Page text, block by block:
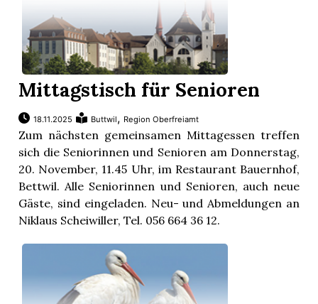
Mittagstisch für Senioren
18.11.2025 Buttwil, Region Oberfreiamt
Zum nächsten gemeinsamen Mittagessen treffen
sich die Seniorinnen und Senioren am Donnerstag,
20. November, 11.45 Uhr, im Restaurant Bauernhof,
Bettwil. Alle Seniorinnen und Senioren, auch neue
Gäste, sind eingeladen. Neu- und Abmeldungen an
Niklaus Scheiwiller, Tel. 056 664 36 12.